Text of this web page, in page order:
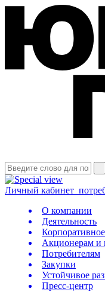
Личный кабинет
О компании
Деятельность
Акционерам и
Потребителям
Закупки
Устойчивое
Пресс-центр